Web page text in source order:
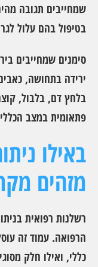
שמחייבים תגובה
בטיפול בהם עלול
סימנים שמחייבים
ירידה בתחושה,
בלחץ דם, בלבול,
פתאומית במצב
באילו
מזהים
רשלנות רפואית
הרפואה. עמוד זה
כללי, ואילו חלק